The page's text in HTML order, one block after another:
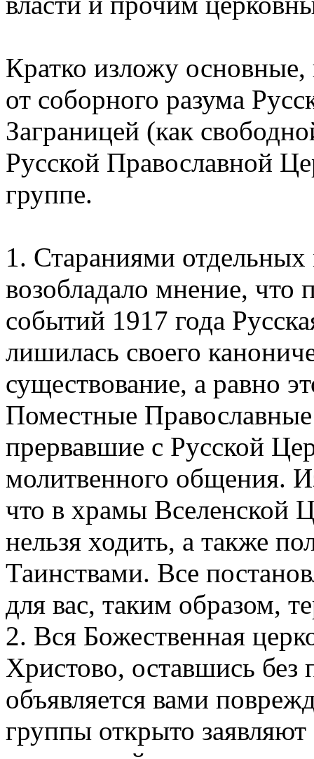
Кратко изложу основные,
от соборного разума
Заграницей (как
Русской Православной
группе.
1. Стараниями
возобладало мнение, что
событий 1917 года
лишилась своего
существование, а равно
Поместные
прервавшие с Русской
молитвенного общения.
что в храмы Вселенской
нельзя ходить, а также
Таинствами. Все
для вас, таким образом,
2. Вся Божественная
Христово, оставшись без
объявляется вами
группы открыто